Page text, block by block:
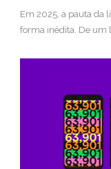
Em 2025, a pauta da
forma inédita. De um